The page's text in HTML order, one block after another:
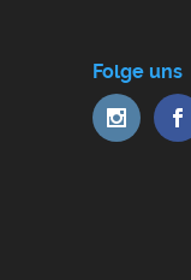
Folge uns